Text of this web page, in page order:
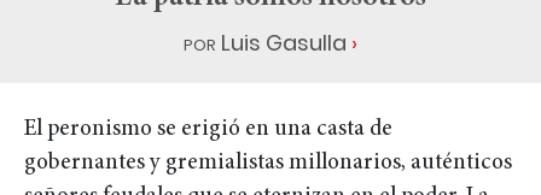
por Luis Gasulla
El peronismo se erigió en una casta de
gobernantes y gremialistas millonarios, auténticos